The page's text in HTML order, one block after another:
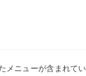
メニューが含まれて